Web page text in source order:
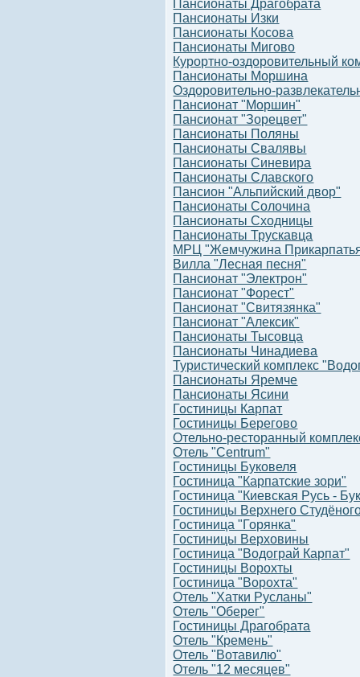
Пансионаты Драгобрата
Пансионаты Изки
Пансионаты Косова
Пансионаты Мигово
Курортно-оздоровительный
Пансионаты Моршина
Оздоровительно-
Пансионат "Моршин"
Пансионат "Зорецвет"
Пансионаты Поляны
Пансионаты Свалявы
Пансионаты Синевира
Пансионаты Славского
Пансион "Альпийский двор"
Пансионаты Солочина
Пансионаты Сходницы
Пансионаты Трускавца
МРЦ "Жемчужина
Вилла "Лесная песня"
Пансионат "Электрон"
Пансионат "Форест"
Пансионат "Свитязянка"
Пансионат "Алексик"
Пансионаты Тысовца
Пансионаты Чинадиева
Туристический комплекс
Пансионаты Яремче
Пансионаты Ясини
Гостиницы Карпат
Гостиницы Берегово
Отельно-ресторанный
Отель "Centrum"
Гостиницы Буковеля
Гостиница "Карпатские зори"
Гостиница "Киевская Русь -
Гостиницы Верхнего
Гостиница "Горянка"
Гостиницы Верховины
Гостиница "Водограй Карпат"
Гостиницы Ворохты
Гостиница "Ворохта"
Отель "Хатки Русланы"
Отель "Оберег"
Гостиницы Драгобрата
Отель "Кремень"
Отель "Вотавилю"
Отель "12 месяцев"